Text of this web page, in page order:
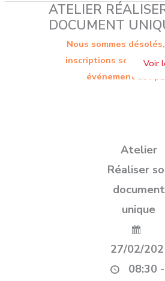
ATELIER
DOCUMENT
Nous sommes
inscriptions sont
événement est
Atelier
Réaliser
document
unique
27/02/
08:30 -